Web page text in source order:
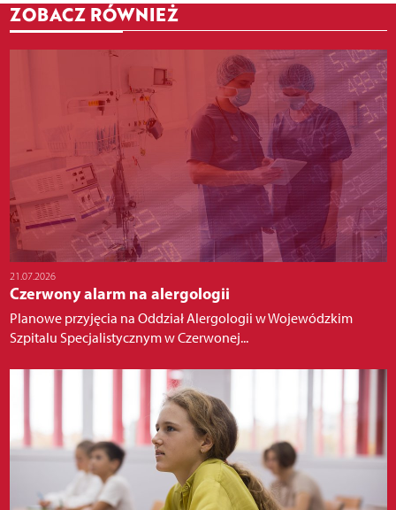
ZOBACZ RÓWNIEŻ
21.07.2026
Czerwony alarm na alergologii
Planowe przyjęcia na Oddział Alergologii w Wojewódzkim
Szpitalu Specjalistycznym w Czerwonej...